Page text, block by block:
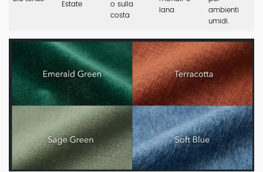
Estate
o sulla
costa
lana
ambienti
umidi.